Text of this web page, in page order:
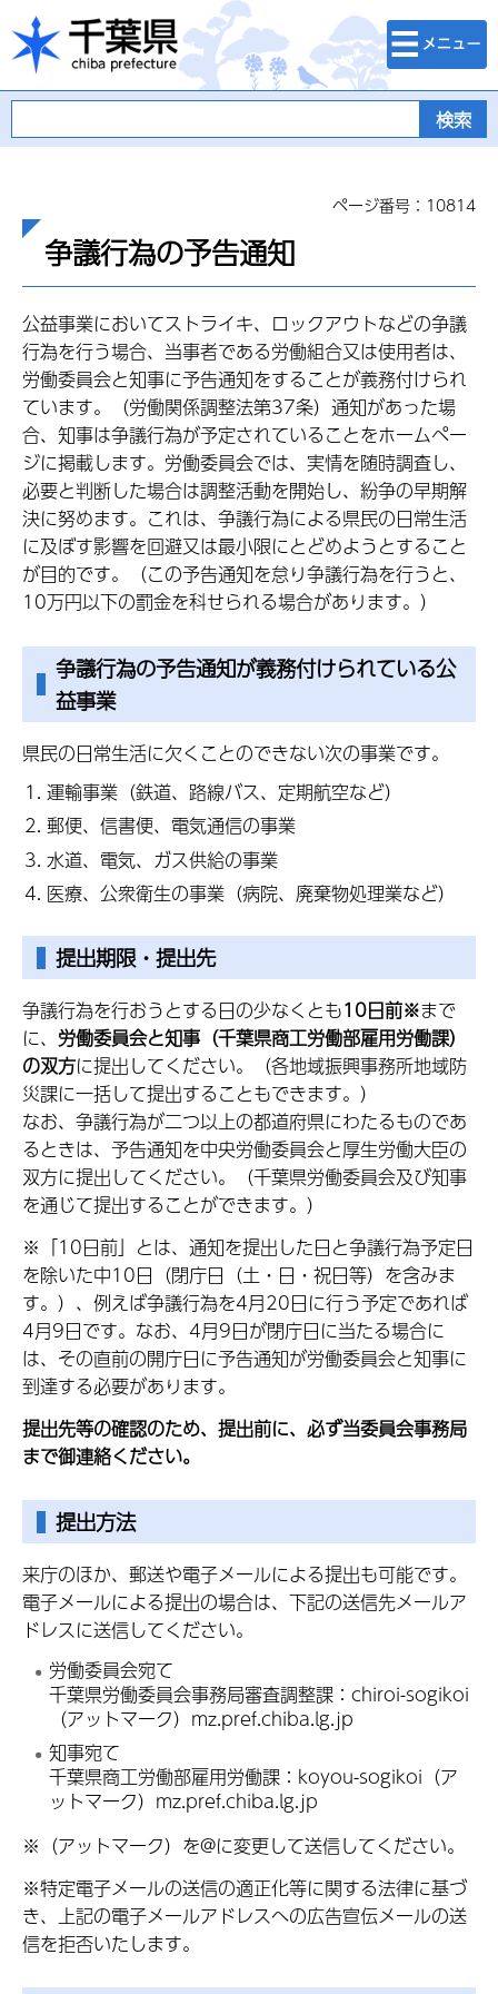
千葉県
検索・メニュ
ー
ページ番号：10814
争議行為の予告通知
公益事業においてストライキ、ロックアウトなどの争議
行為を行う場合、当事者である労働組合又は使用者は、
労働委員会と知事に予告通知をすることが義務付けられ
ています。（労働関係調整法第37条）通知があった場
合、知事は争議行為が予定されていることをホームペー
ジに掲載します。労働委員会では、実情を随時調査し、
必要と判断した場合は調整活動を開始し、紛争の早期解
決に努めます。これは、争議行為による県民の日常生活
に及ぼす影響を回避又は最小限にとどめようとすること
が目的です。（この予告通知を怠り争議行為を行うと、
10万円以下の罰金を科せられる場合があります。）
争議行為の予告通知が義務付けられている公
益事業
県民の日常生活に欠くことのできない次の事業です。
運輸事業（鉄道、路線バス、定期航空など）
郵便、信書便、電気通信の事業
水道、電気、ガス供給の事業
医療、公衆衛生の事業（病院、廃棄物処理業など）
提出期限・提出先
争議行為を行おうとする日の少なくとも10日前※まで
に、 労働委員会と知事（千葉県商工労働部雇用労働課）
の双方に提出してください。（各地域振興事務所地域防
災課に一括して提出することもできます。）
なお、争議行為が二つ以上の都道府県にわたるものであ
るときは、予告通知を中央労働委員会と厚生労働大臣の
双方に提出してください。（千葉県労働委員会及び知事
を通じて提出することができます。）
※「10日前」とは、通知を提出した日と争議行為予定日
を除いた中10日（閉庁日（土・日・祝日等）を含みま
す。）、例えば争議行為を4月20日に行う予定であれば
4月9日です。なお、4月9日が閉庁日に当たる場合に
は、その直前の開庁日に予告通知が労働委員会と知事に
到達する必要があります。
提出先等の確認のため、提出前に、必ず当委員会事務局
まで御連絡ください。
提出方法
来庁のほか、郵送や電子メールによる提出も可能です。
電子メールによる提出の場合は、下記の送信先メールア
ドレスに送信してください。
労働委員会宛て
千葉県労働委員会事務局審査調整課：chiroi-sogikoi
（アットマーク）mz.pref.chiba.lg.jp
知事宛て
千葉県商工労働部雇用労働課：koyou-sogikoi（ア
ットマーク）mz.pref.chiba.lg.jp
※（アットマーク）を@に変更して送信してください。
※特定電子メールの送信の適正化等に関する法律に基づ
き、上記の電子メールアドレスへの広告宣伝メールの送
信を拒否いたします。